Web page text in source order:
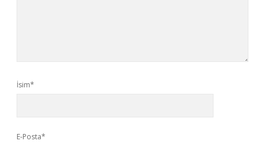
İsim*
E-Posta*